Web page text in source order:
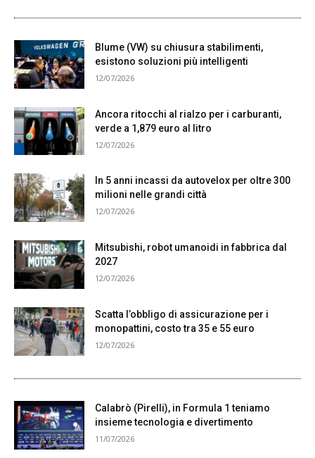
Blume (VW) su chiusura stabilimenti,
esistono soluzioni più intelligenti
12/07/2026
Ancora ritocchi al rialzo per i carburanti,
verde a 1,879 euro al litro
12/07/2026
In 5 anni incassi da autovelox per oltre 300
milioni nelle grandi città
12/07/2026
Mitsubishi, robot umanoidi in fabbrica dal
2027
12/07/2026
Scatta l’obbligo di assicurazione per i
monopattini, costo tra 35 e 55 euro
12/07/2026
Calabrò (Pirelli), in Formula 1 teniamo
insieme tecnologia e divertimento
11/07/2026